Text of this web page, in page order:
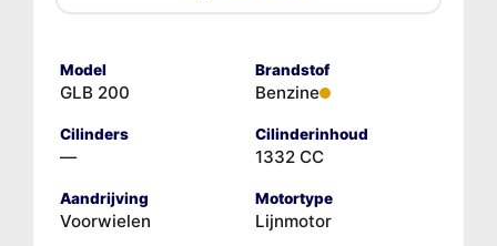
Model
GLB 200
Brandstof
Benzine
Cilinders
—
Cilinderinhoud
1332 CC
Aandrijving
Voorwielen
Motortype
Lijnmotor